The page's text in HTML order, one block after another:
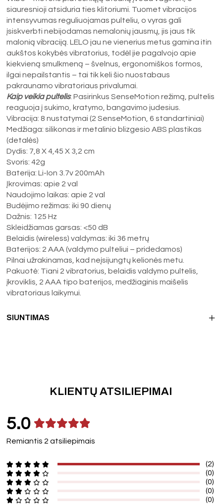
siauresnioji atsiduria ties klitoriumi. Tuomet vibracijos
intensyvumas reguliuojamas pulteliu, o vyras gali
įsiskverbti nebijodamas nemalonių jausmų, jis jaus tik
malonią vibraciją. LELO jau ne vienerius metus gamina itin
aukštos kokybės vibratorius, todėl jie pagalvojo apie
kiekvieną smulkmeną – švelnus, ergonomiškos formos,
ilgai nepailstantis – tai tik keli šio nuostabaus
pakraunamo vibratoriaus privalumai.
Kaip veikia pultelis: Pasirinkus SenseMotion režimą, pultelis
reaguoja į sukimo, kratymo, bangavimo judesius.
Vibracija: 8 nustatymai (2 SenseMotion, 6 standartiniai)
Medžiaga: silikonas ir metalinio blizgesio ABS plastikas
(detalės)
Dydis: 7,8 X 4,45 X 3,2 cm
Svoris: 42g
Baterija: Li-Ion 3.7v 200mAh
Įkrovimas: apie 2 val
Naudojimo laikas: apie 2 val
Budėjimo režimas: iki 90 dienų
Dažnis: 125 Hz
Skleidžiamas garsas: <50 dB
Belaidis (wireless) valdymas: iki 36 metrų
Baterijos: 2 AAA (valdymo pulteliui – pridedamos)
Pilnai užrakinamas, kad neįsijungtų kelionės metu.
Pakuotė: Tiani 2 vibratorius, belaidis valdymo pultelis,
įkroviklis, 2 AAA tipo baterijos, medžiaginis maišelis
vibratoriaus laikymui.
SIUNTIMAS
KLIENTŲ ATSILIEPIMAI
5.0
Remiantis 2 atsiliepimais
(2)
(0)
(0)
(0)
(0)